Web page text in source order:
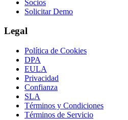
Socios
Solicitar Demo
Legal
Política de Cookies
DPA
EULA
Privacidad
Confianza
SLA
Términos y Condiciones
Términos de Servicio